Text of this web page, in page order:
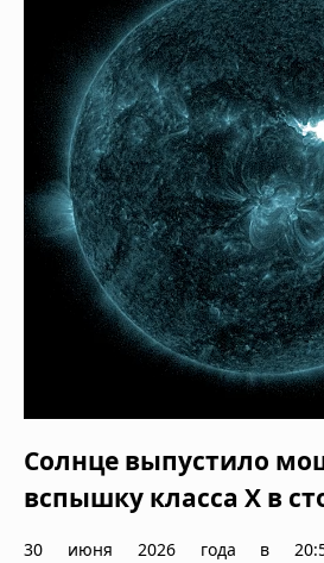
Солнце выпустило
вспышку класса X в
30 июня 2026 года в